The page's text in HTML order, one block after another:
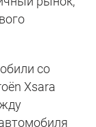
со
Xsara